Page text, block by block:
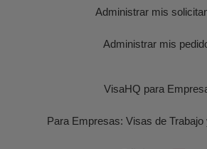
Administrar mis
Administrar mis
VisaHQ para
Para Empresas: Visas de